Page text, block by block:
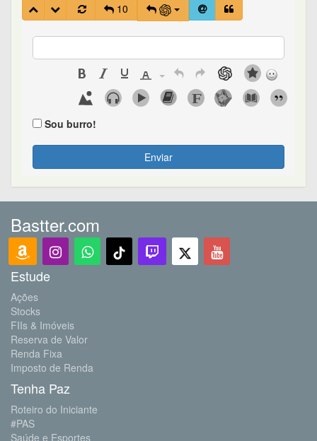
10
Sou burro!
Enviar
Bastter.com
Estude
Ações
Stocks
FIIs & Imóveis
Reserva de Valor
Renda Fixa
Imposto de Renda
Tenha Paz
Roteiro do Iniciante
#PAS
Saúde e Esportes